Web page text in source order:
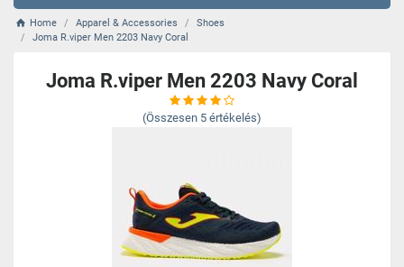
Home Apparel & Accessories
Shoes
Joma R.viper Men 2203 Navy Coral
Joma R.viper Men 2203 Navy Coral
(Összesen 5 értékelés)